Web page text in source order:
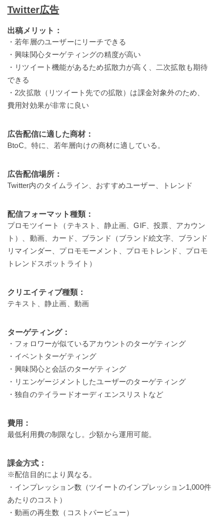
Twitter広告
出稿メリット：
・若年層のユーザーにリーチできる
・興味関心ターゲティングの精度が高い
・リツイート機能があるため拡散力が高く、二次拡散も期待
できる
・2次拡散（リツイート先での拡散）は課金対象外のため、
費用対効果が非常に良い
広告配信に適した商材：
BtoC。特に、若年層向けの商材に適している。
広告配信場所：
Twitter内のタイムライン、おすすめユーザー、トレンド
配信フォーマット種類：
プロモツイート（テキスト、静止画、GIF、投票、アカウン
ト）、動画、カード、ブランド（ブランド絵文字、ブランド
リマインダー、プロモモーメント、プロモトレンド、プロモ
トレンドスポットライト）
クリエイティブ種類：
テキスト、静止画、動画
ターゲティング：
・フォロワーが似ているアカウントのターゲティング
・イベントターゲティング
・興味関心と会話のターゲティング
・リエンゲージメントしたユーザーのターゲティング
・独自のテイラードオーディエンスリストなど
費用：
最低利用費の制限なし。少額から運用可能。
課金方式：
※配信目的により異なる。
・インプレッション数（ツイートのインプレッション1,000件
あたりのコスト）
・動画の再生数（コストパービュー）